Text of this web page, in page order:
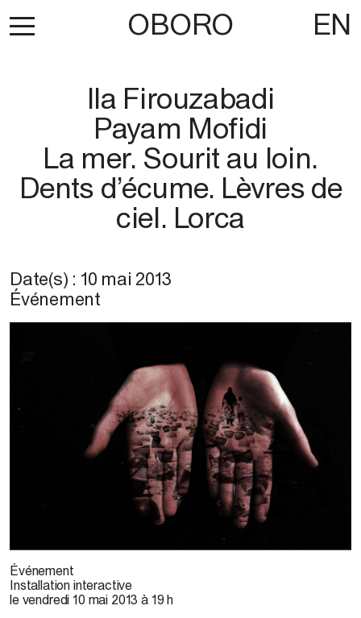
OBORO EN
Ila Firouzabadi
Payam Mofidi
La mer. Sourit au loin.
Dents d’écume. Lèvres de
ciel. Lorca
Date(s) : 10 mai 2013
Événement
Événement
Installation interactive
le vendredi 10 mai 2013 à 19 h